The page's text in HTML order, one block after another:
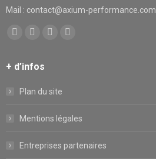
Mail : contact@axium-performance.com
Trouvez nous sur :
opens
window
opens
windowwindowwindow
+ d’infos
Plan du site
Mentions légales
Entreprises partenaires